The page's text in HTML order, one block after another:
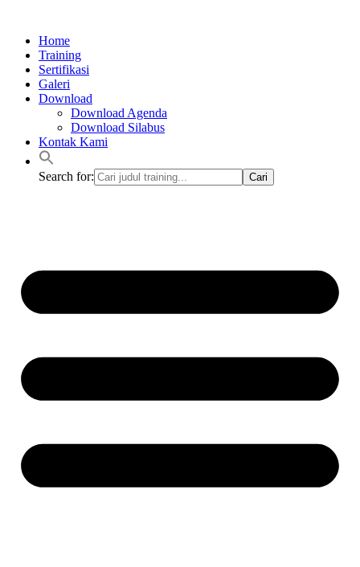
kontenHome
Training
Sertifikasi
Galeri
Download
Download Agenda
Download Silabus
Kontak Kami
Search for: